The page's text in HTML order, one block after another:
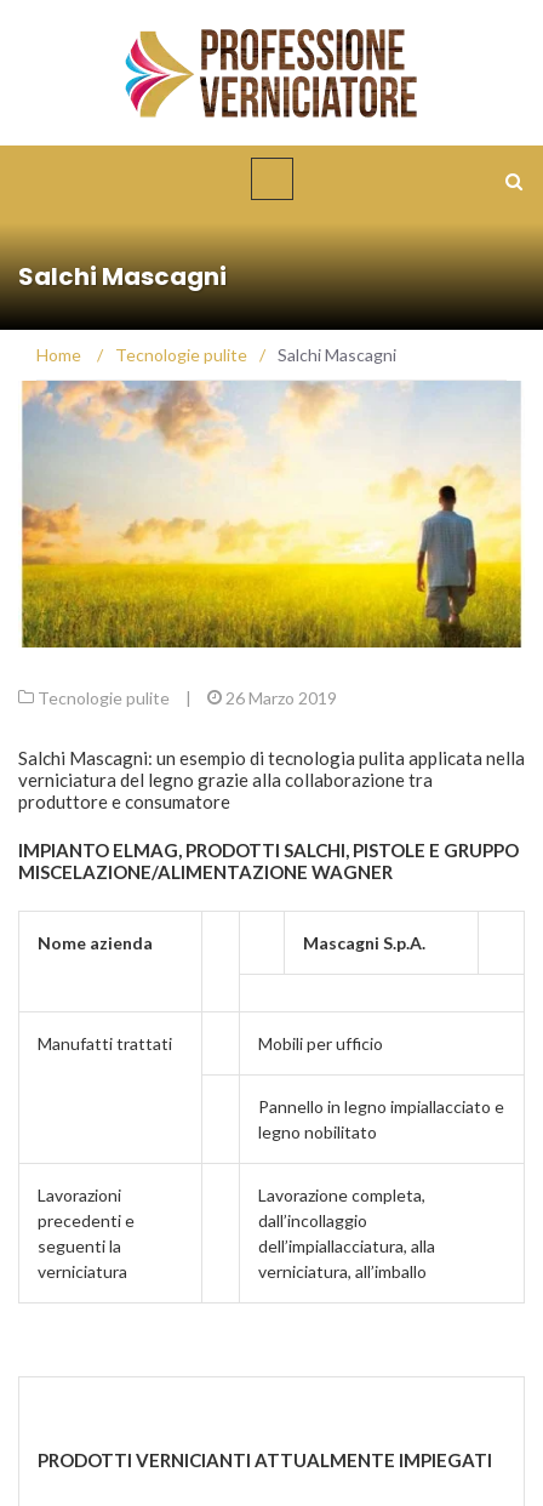
Salchi Mascagni
Home / Tecnologie pulite / Salchi Mascagni
Tecnologie pulite | 26 Marzo 2019
Salchi Mascagni: un esempio di tecnologia pulita applicata nella
verniciatura del legno grazie alla collaborazione tra
produttore e consumatore
IMPIANTO ELMAG, PRODOTTI SALCHI, PISTOLE E GRUPPO
MISCELAZIONE/ALIMENTAZIONE WAGNER
Nome azienda Mascagni S.p.A.
Manufatti trattati Mobili per ufficio
Pannello in legno impiallacciato e
legno nobilitato
Lavorazioni
precedenti e
seguenti la
verniciatura
Lavorazione completa,
dall’incollaggio
dell’impiallacciatura, alla
verniciatura, all’imballo
PRODOTTI VERNICIANTI ATTUALMENTE IMPIEGATI